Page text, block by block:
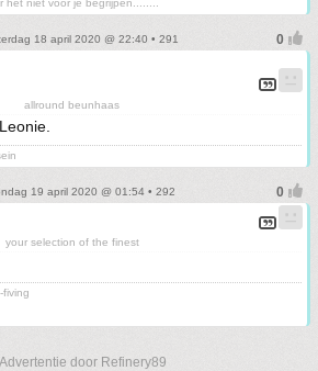
niet voor je begrijpen........
18 april 2020 @ 22:40 • 291
allround beunhaas
19 april 2020 @ 01:54 • 292
your selection of the finest
fiving
door Refinery89